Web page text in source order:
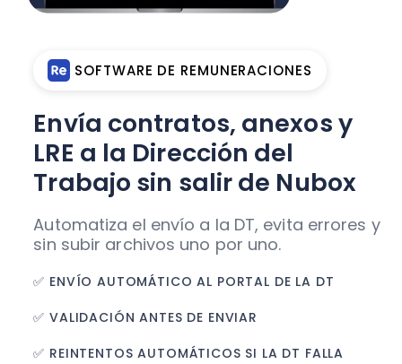
SOFTWARE DE REMUNERACIONES
Envía contratos, anexos y
LRE a la Dirección del
Trabajo sin salir de Nubox
Automatiza el envío a la DT, evita errores y
sin subir archivos uno por uno.
✅ ENVÍO AUTOMÁTICO AL PORTAL DE LA DT
✅ VALIDACIÓN ANTES DE ENVIAR
✅ REINTENTOS AUTOMÁTICOS SI LA DT FALLA